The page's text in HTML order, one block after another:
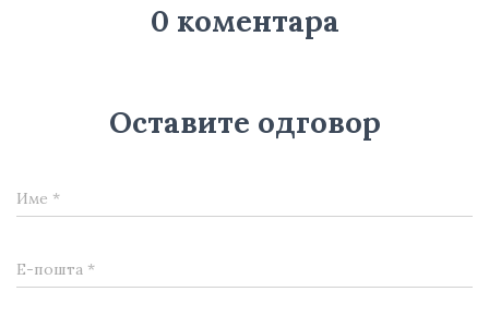
0 коментара
Оставите одговор
Име *
Е-пошта *